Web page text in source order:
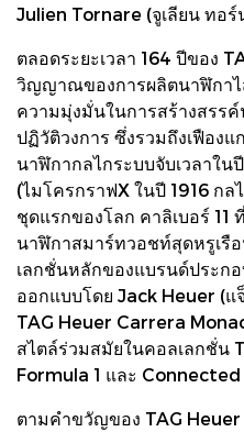
Julien Tornare (จูเลียน ทอร์
ตลอดระยะเวลา 164 ปีของ
วิญญาณของการผลิตนาฬิกาไ
ความมุ่งมั่นในการสร้างสรร
ปฏิวัติวงการ ซึ่งรวมถึงเฟือง
นาฬิกากลไกระบบจับเวลาใ
(ไมโครกราฟX ในปี 1916 ก
ชุดแรกของโลก คาลิเบอร์ 11
นาฬิกาสมาร์ทวอชท์สุดหรูเรื
เลกชั่นหลักของแบรนด์ประก
ออกแบบโดย Jack Heuer (แ
TAG Heuer Carrera
สไตล์ร่วมสมัยในคอลเลกชั่น
Formula 1 และ Connected
ตามคำขวัญของ TAG Heuer